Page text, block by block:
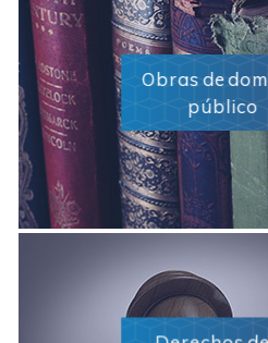
Obras de
público